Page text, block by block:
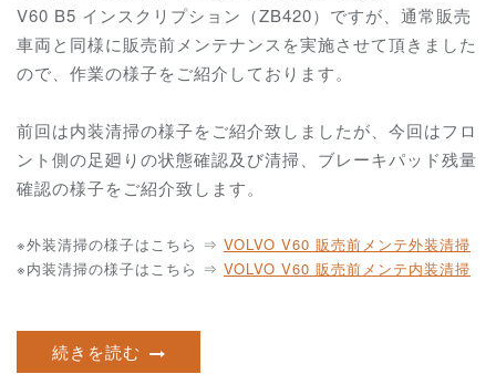
V60 B5 インスクリプション（ZB420）ですが、通常販売
車両と同様に販売前メンテナンスを実施させて頂きました
ので、作業の様子をご紹介しております。
前回は内装清掃の様子をご紹介致しましたが、今回はフロ
ント側の足廻りの状態確認及び清掃、ブレーキパッド残量
確認の様子をご紹介致します。
※外装清掃の様子はこちら ⇒ VOLVO V60 販売前メンテ外装清掃
※内装清掃の様子はこちら ⇒ VOLVO V60 販売前メンテ内装清掃
続きを読む